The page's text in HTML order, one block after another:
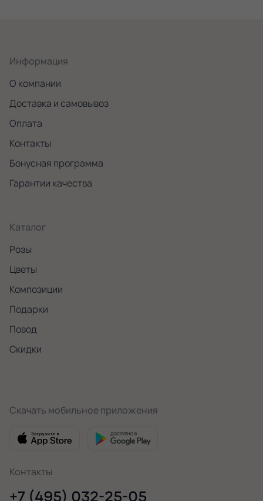
Информация
О компании
Доставка и самовывоз
Оплата
Контакты
Бонусная программа
Гарантии качества
Каталог
Розы
Цветы
Композиции
Подарки
Повод
Скидки
Скачать мобильное приложения
Контакты
+7 (495) 032-25-05